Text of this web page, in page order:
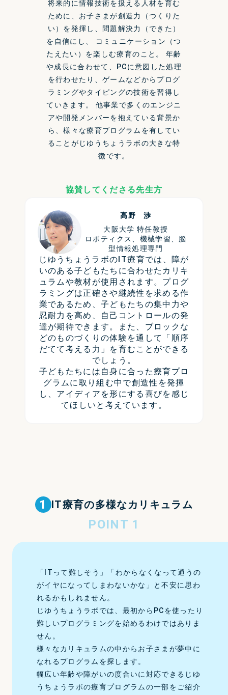
将来的に情報技術を扱える人材を育む
ために、お子さまが創造力（つくりた
い）を発揮し、問題解決力（できた）
を自信にし、 コミュニケーション（つ
たえたい）を楽しむ療育のこと。 年齢
や成長に合わせて、PCに意図した処理
を行わせたり、ゲームなどからプログ
ラミングやタイピングの技術を習得し
ていきます。 他事業で多くのエンジニ
アや開発メンバーを抱えている背景か
ら、様々な療育プログラムを有してい
ることがじゆうちょうラボの大きな特
徴です。
協賛してくださる先生方
高野 渉
大阪大学 特任教授
ロボティクス、機械学習、 脳
型情報処理専門
じゆうちょうラボのIT療育では、障が
いのある子どもたちに合わせたカリキ
ュラムや教材が使用されます。プログ
ラミングは正確さや継続性を求める作
業であるため、子どもたちの集中力や
忍耐力を高め、自己コントロールの発
達が期待できます。また、ブロックな
どのものづくりの体験を通して「順序
だてて考える力」を育むことができる
でしょう。
子どもたちには自身に合った療育プロ
グラムに取り組む中で創造性を発揮
し、アイディアを形にする喜びを感じ
てほしいと考えています。
1 IT療育の多様なカリキュラム
POINT 1
「ITって難しそう」「わからなくなって通うの
がイヤになってしまわないかな」と不安に思わ
れるかもしれません。
じゆうちょうラボでは、最初からPCを使ったり
難しいプログラミングを始めるわけではありま
せん。
様々なカリキュラムの中からお子さまが夢中に
なれるプログラムを探します。
幅広い年齢や障がいの度合いに対応できるじゆ
うちょうラボの療育プログラムの一部をご紹介